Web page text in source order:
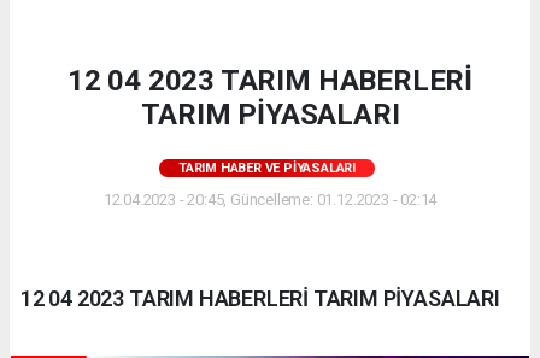
12 04 2023 TARIM HABERLERİ
TARIM PİYASALARI
TARIM HABER VE PIYASALARI
12.04.2023 - 20:45, Güncelleme: 01.12.2023 - 02:14
12 04 2023 TARIM HABERLERİ TARIM PİYASALARI